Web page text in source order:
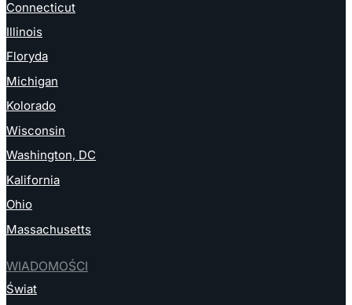
Connecticut
Illinois
Floryda
Michigan
Kolorado
Wisconsin
Washington, DC
Kalifornia
Ohio
Massachusetts
WIADOMOŚCI
Świat